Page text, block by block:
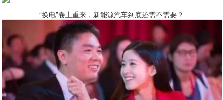
“换电”卷土重来，新能源汽车到底还需不需要？